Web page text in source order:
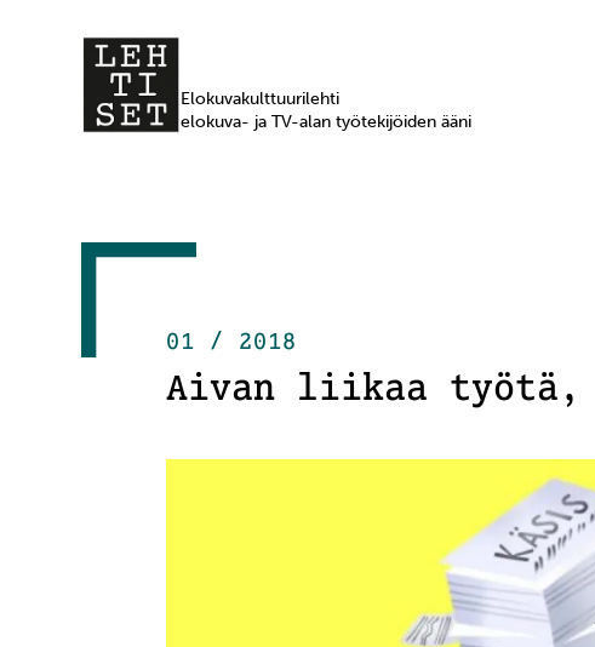
Elokuvakulttuurilehti
elokuva- ja TV-alan työtekijöiden ääni
01 / 2018
Aivan liikaa